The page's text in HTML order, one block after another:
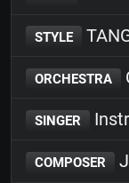
STYLE
ORCHESTRA
SINGER
COMPOSER